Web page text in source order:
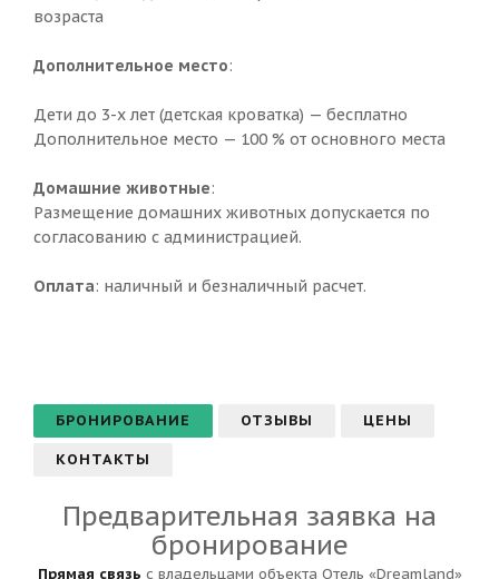
возраста
Дополнительное место:
Дети до 3-х лет (детская кроватка) — бесплатно
Дополнительное место — 100 % от основного места
Домашние животные:
Размещение домашних животных допускается по
согласованию с администрацией.
Оплата: наличный и безналичный расчет.
БРОНИРОВАНИЕ ОТЗЫВЫ ЦЕНЫ
КОНТАКТЫ
Предварительная заявка на
бронирование
Прямая связь с владельцами объекта Отель «Dreamland»